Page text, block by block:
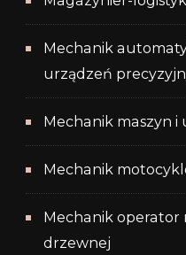
Mechanik
urządzeń
Mechanik maszyn
Mechanik
Mechanik operator
drzewnej